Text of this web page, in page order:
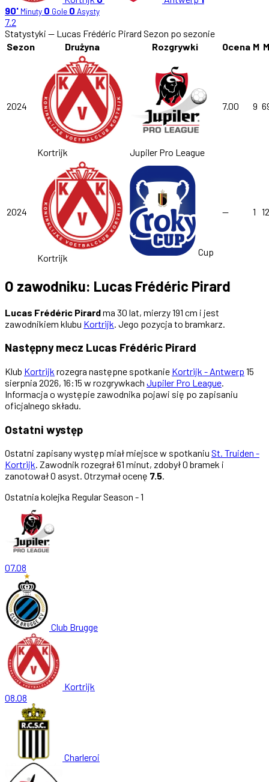
90' Minuty 0 Gole 0 Asysty
7.2
Statystyki — Lucas Frédéric Pirard Sezon po sezonie
Sezon
Drużyna Rozgrywki Ocena M
2024
Kortrijk Jupiler Pro League
7.00 9
2024
Kortrijk
Cup
— 1
O zawodniku: Lucas Frédéric Pirard
Lucas Frédéric Pirardma 30 lat, mierzy 191 cm i jest
zawodnikiem klubu Kortrijk . Jego pozycja to bramkarz.
Następny mecz Lucas Frédéric Pirard
Klub Kortrijk rozegra następne spotkanie Kortrijk - Antwerp 15
sierpnia 2026, 16:15 w rozgrywkach Jupiler Pro League.
Informacja o występie zawodnika pojawi się po zapisaniu
oficjalnego składu.
Ostatni występ
Ostatni zapisany występ miał miejsce w spotkaniu St. Truiden -
Kortrijk. Zawodnik rozegrał 61 minut, zdobył 0 bramek i
zanotował 0 asyst. Otrzymał ocenę 7.5.
Ostatnia kolejka Regular Season - 1
07.08
Club Brugge
Kortrijk
08.08
Charleroi